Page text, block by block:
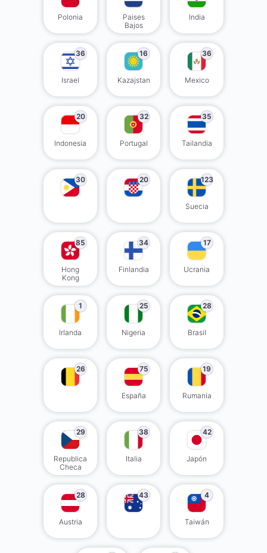
Polonia
Paises
Bajos
India
36
Israel
16
Kazajstan
36
Mexico
20
Indonesia
32
Portugal
35
Tailandia
30 20 123
Suecia
85
Hong
Kong
34
Finlandia
17
Ucrania
1
Irlanda
25
Nigeria
28
Brasil
26 75
España
19
Rumania
29
Republica
Checa
38
Italia
42
Japón
28
Austria
43 4
Taiwán